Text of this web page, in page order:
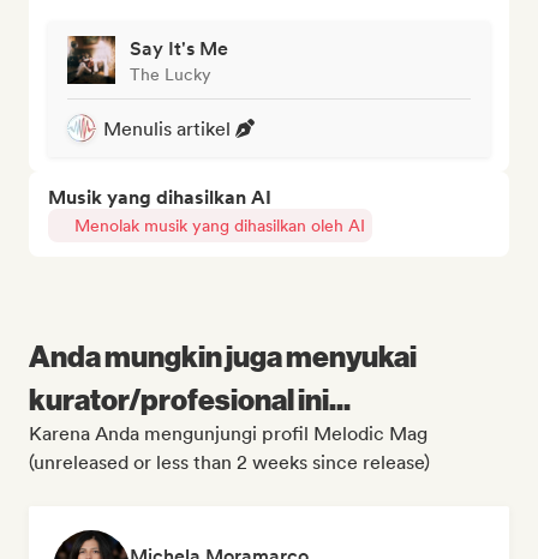
Say It's Me
The Lucky
Menulis artikel
Musik yang dihasilkan AI
Menolak musik yang dihasilkan oleh AI
Anda mungkin juga menyukai
kurator/profesional ini...
Karena Anda mengunjungi profil Melodic Mag
(unreleased or less than 2 weeks since release)